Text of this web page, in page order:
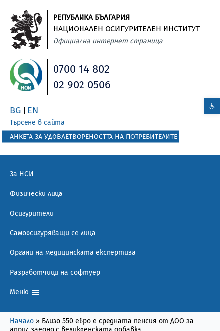
РЕПУБЛИКА БЪЛГАРИЯ
НАЦИОНАЛЕН ОСИГУРИТЕЛЕН ИНСТИТУТ
Официална интернет страница
0700 14 802
02 902 0506
BG EN
Търсене в сайта
АНКЕТА ЗА УДОВЛЕТВОРЕНОСТТА НА ПОТРЕБИТЕЛИТЕ
За НОИ
Физически лица
Осигурители
Самоосигуряващи се лица
Органи на медицинската експертиза
Разработчици на софтуер
Меню
Начало » Близо 550 евро е средната пенсия от ДОО за
април заедно с великденската добавка